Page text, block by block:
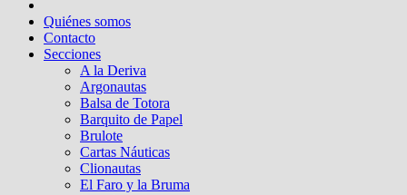
Quiénes somos
Contacto
Secciones
A la Deriva
Argonautas
Balsa de Totora
Barquito de Papel
Brulote
Cartas Náuticas
Clionautas
El Faro y la Bruma